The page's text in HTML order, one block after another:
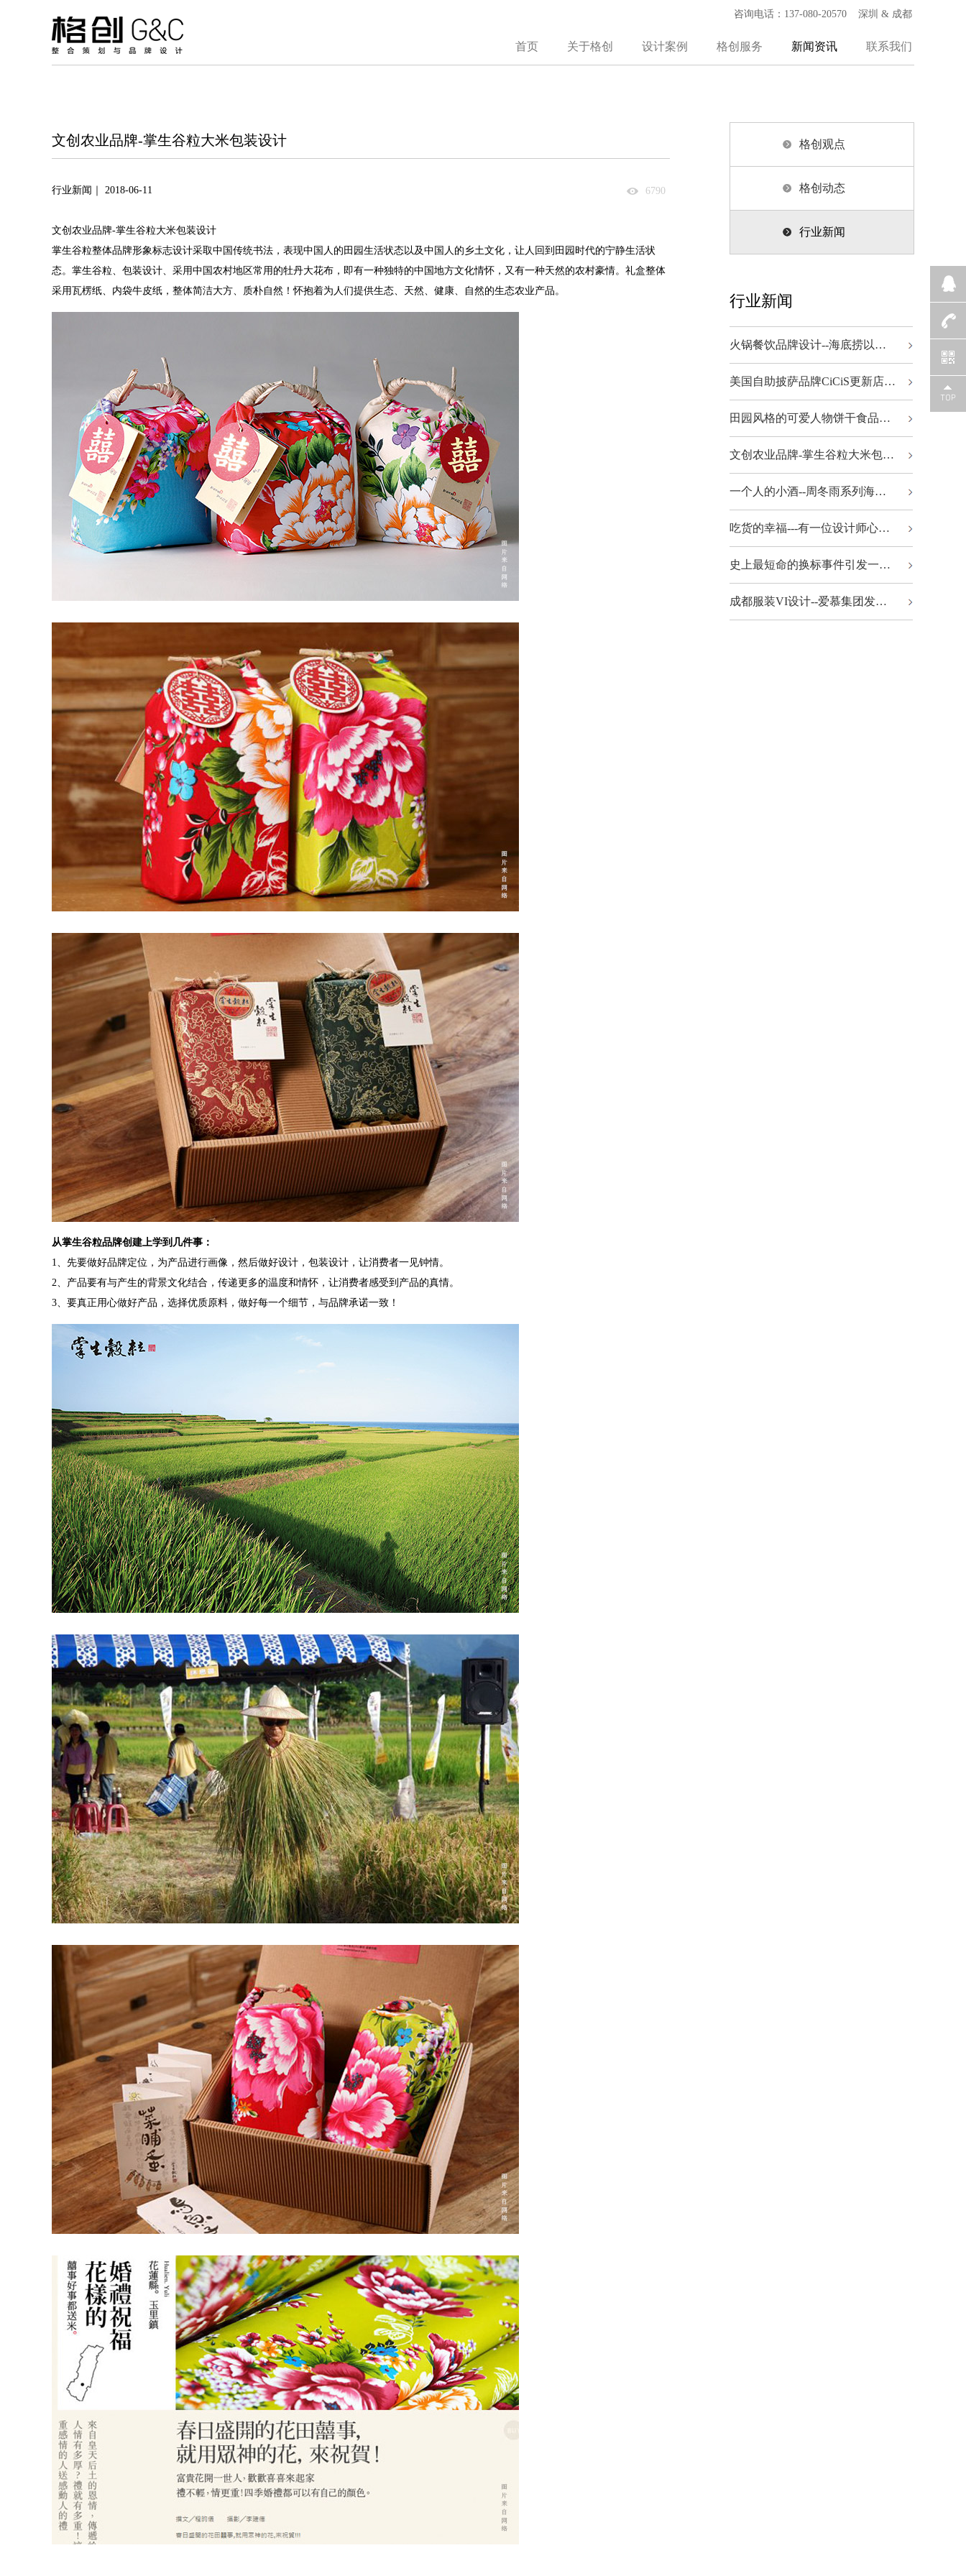
咨询电话：137-080-20570 深圳 & 成都
首页 关于格创 设计案例 格创服务 新闻资讯 联系我们
文创农业品牌-掌生谷粒大米包装设计
行业新闻｜ 2018-06-11 6790
文创农业品牌-掌生谷粒大米包装设计
掌生谷粒整体品牌形象标志设计采取中国传统书法，表现中国人的田园生活状态以及中国人的乡土文化，让人回到田园时代的宁静生活状
态。掌生谷粒、包装设计、采用中国农村地区常用的牡丹大花布，即有一种独特的中国地方文化情怀，又有一种天然的农村豪情。礼盒整体
采用瓦楞纸、内袋牛皮纸，整体简洁大方、质朴自然！怀抱着为人们提供生态、天然、健康、自然的生态农业产品。
从掌生谷粒品牌创建上学到几件事：
1、先要做好品牌定位，为产品进行画像，然后做好设计，包装设计，让消费者一见钟情。
2、产品要有与产生的背景文化结合，传递更多的温度和情怀，让消费者感受到产品的真情。
3、要真正用心做好产品，选择优质原料，做好每一个细节，与品牌承诺一致！
格创观点
格创动态
行业新闻
行业新闻
火锅餐饮品牌设计--海底捞以…
美国自助披萨品牌CiCiS更新店…
田园风格的可爱人物饼干食品…
文创农业品牌-掌生谷粒大米包…
一个人的小酒--周冬雨系列海…
吃货的幸福---有一位设计师心…
史上最短命的换标事件引发一…
成都服装VI设计--爱慕集团发…